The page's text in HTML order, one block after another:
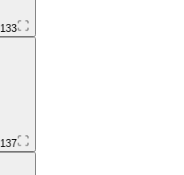
133
137